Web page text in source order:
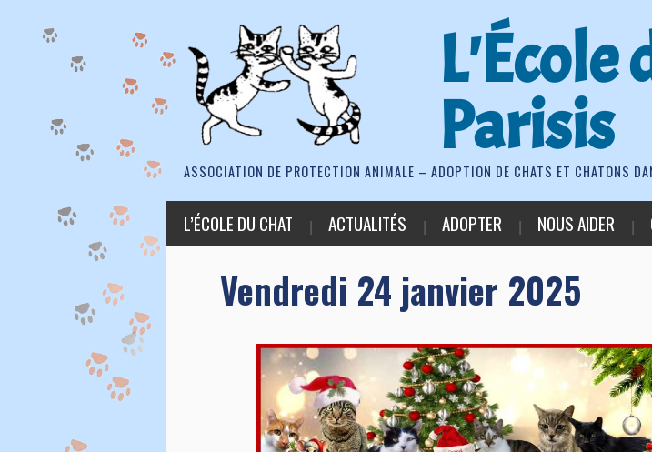
L'École
Parisis
ASSOCIATION DE PROTECTION ANIMALE – ADOPTION DE CHATS ET CHATONS
L’ÉCOLE DU CHAT ACTUALITÉS ADOPTER NOUS AIDER
Vendredi 24 janvier 2025